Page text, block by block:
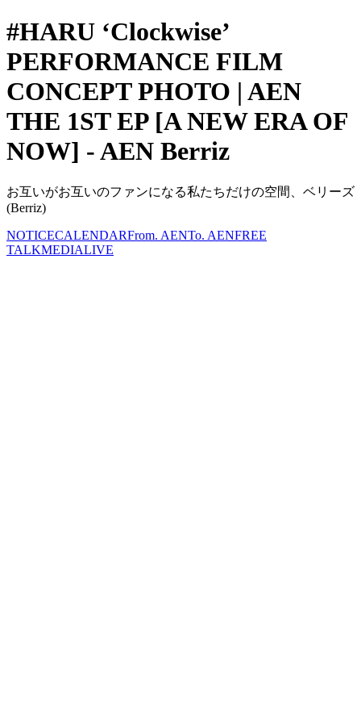
#HARU ‘Clockwise’
PERFORMANCE FILM
CONCEPT PHOTO | AEN
THE 1ST EP [A NEW ERA OF
NOW] - AEN Berriz
お互いがお互いのファンになる私たちだけの空間、ベリーズ
(Berriz)
NOTICECALENDARFrom. AENTo. AENFREE
TALKMEDIALIVE